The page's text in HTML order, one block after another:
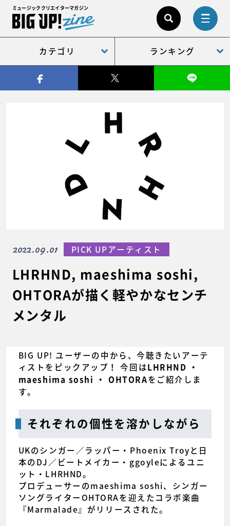
ミュージッククリエイターマガジン
カテゴリ ランキング
LHRHND, maeshima soshi,
OHTORAが描く軽やかなセンチ
メンタル
2022.09.01 PICK UPアーティスト
BIG UP! ユーザーの中から、今聴きたいアーテ
ィストをピックアップ！ 今回はLHRHND ・
maeshima soshi ・ OHTORAをご紹介しま
す。
それぞれの個性を溶かしながら
UKのシンガー／ラッパー・Phoenix Troyと日
本のDJ／ビートメイカー・ggoyleによるユニ
ット・LHRHND。
プロデューサーのmaeshima soshi、シンガー
ソングライターOHTORAを迎えたコラボ楽曲
『Marmalade』がリリースされた。